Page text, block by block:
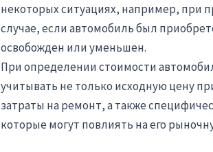
некоторых ситуациях, например, при
случае, если автомобиль был
освобожден или уменьшен.
При определении стоимости
учитывать не только исходную цену
затраты на ремонт, а также
которые могут повлиять на его